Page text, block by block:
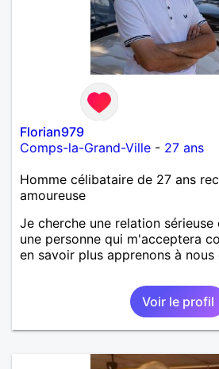
Florian979
Comps-la-Grand-Ville - 27 ans
Homme célibataire de 27 ans
amoureuse
Je cherche une relation sérieuse
une personne qui m'acceptera
en savoir plus apprenons à
Voir le profil